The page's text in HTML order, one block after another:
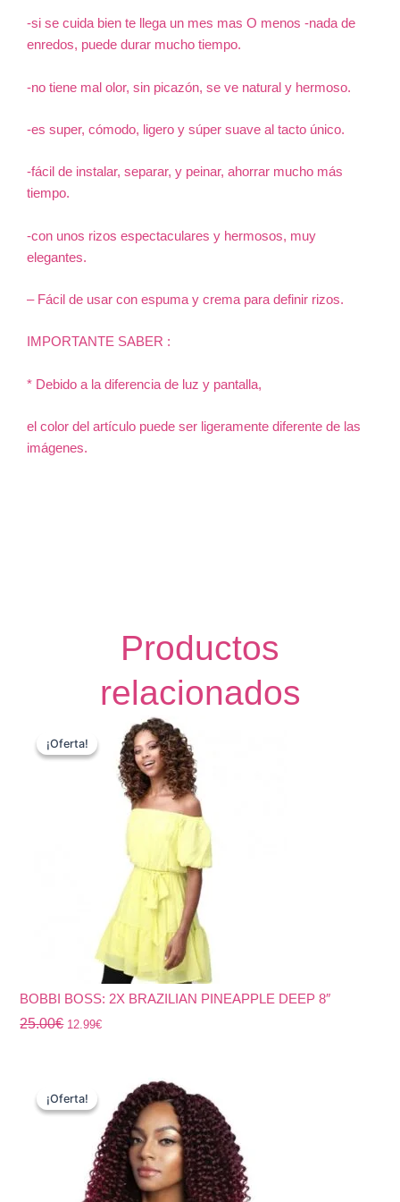
-si se cuida bien te llega un mes mas O menos -nada de
enredos, puede durar mucho tiempo.
-no tiene mal olor, sin picazón, se ve natural y hermoso.
-es super, cómodo, ligero y súper suave al tacto único.
-fácil de instalar, separar, y peinar, ahorrar mucho más
tiempo.
-con unos rizos espectaculares y hermosos, muy
elegantes.
– Fácil de usar con espuma y crema para definir rizos.
IMPORTANTE SABER :
* Debido a la diferencia de luz y pantalla,
el color del artículo puede ser ligeramente diferente de las
imágenes.
Productos
relacionados
¡Oferta!
¡Oferta!
BOBBI BOSS: 2X BRAZILIAN PINEAPPLE DEEP 8″
25.00€
precio
original
12.99€
precio
actual
12.99€.
¡Oferta!
¡Oferta!
precio
original
25.00€.
precio
actual
es:
20.97€.